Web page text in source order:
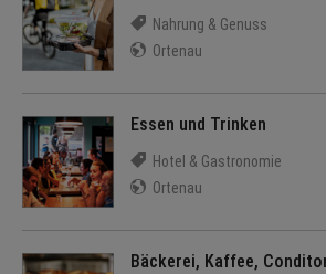
Nahrung & Genuss
Ortenau
Essen und Trinken
Hotel & Gastronomie
Ortenau
Bäckerei, Kaffee,